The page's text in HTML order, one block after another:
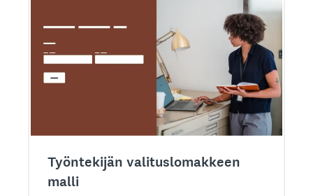
Työntekijän valitus­lomakkeen
malli